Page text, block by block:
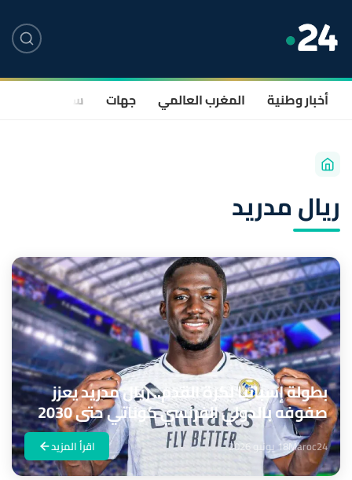
أخبار وطنية المغرب العالمي جهات سياسة
ريال مدريد
بطولة إسبانيا لكرة القدم.. ريال مدريد يعزز
صفوفه بالدولي الفرنسي كوناتي حتى 2030
Maroc2418 يونيو 2026 اقرأ المزيد